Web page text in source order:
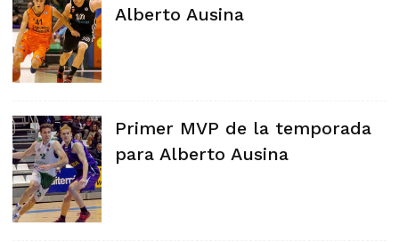
Alberto Ausina
Primer MVP de la temporada
para Alberto Ausina